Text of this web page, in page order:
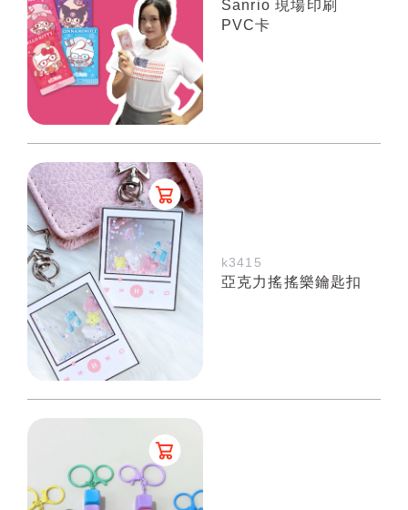
Sanrio 現場印刷
PVC卡
k3415
亞克力搖搖樂鑰匙扣